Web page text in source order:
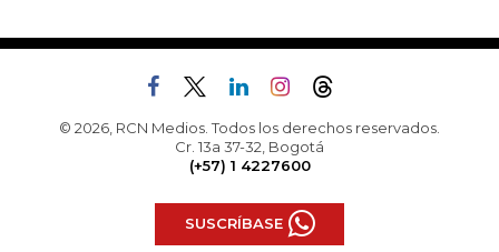
© 2026, RCN Medios. Todos los derechos reservados.
Cr. 13a 37-32, Bogotá
(+57) 1 4227600
SUSCRÍBASE